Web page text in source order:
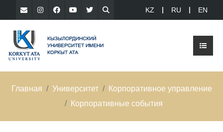
KZ RU EN
Главная Университет
Корпоративное управление
Корпоративные события